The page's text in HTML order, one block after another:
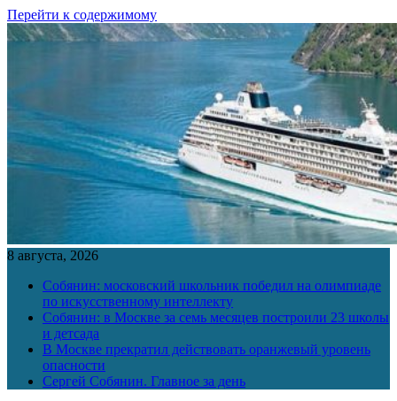
Перейти к содержимому
8 августа, 2026
Собянин: московский школьник победил на олимпиаде
по искусственному интеллекту
Собянин: в Москве за семь месяцев построили 23 школы
и детсада
В Москве прекратил действовать оранжевый уровень
опасности
Сергей Собянин. Главное за день